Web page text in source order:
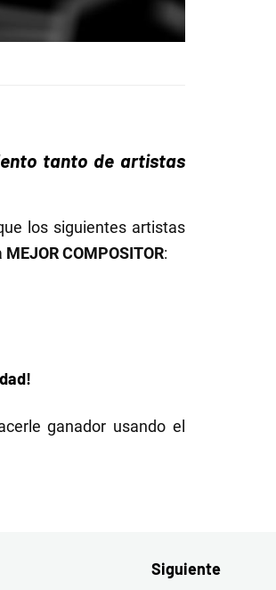
tanto de artistas
los siguientes artistas
MEJOR COMPOSITOR:
ganador usando el
Siguiente